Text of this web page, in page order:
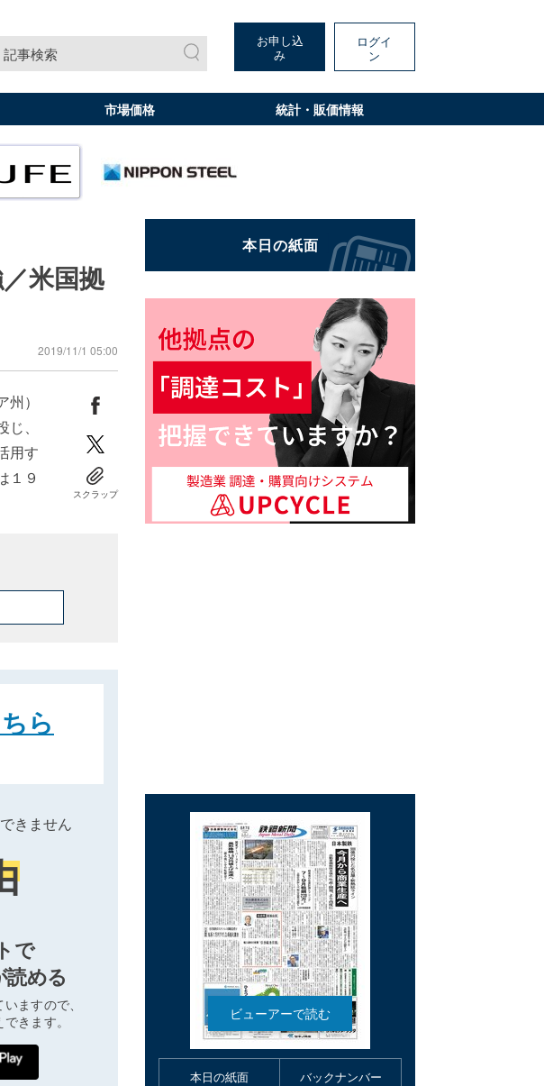
記事検索
お申し込
み
ログイ
ン
市場価格 統計・販価情報
米国拠
2019/11/1 05:00
）
、
用す
１９
スクラップ
ら
きません
で
読める
ますので、
きます。
本日の紙面 バックナンバー